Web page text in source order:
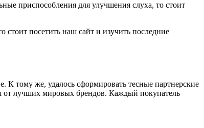
приспособления для улучшения слуха, то стоит
стоит посетить наш сайт и изучить последние
К тому же, удалось сформировать тесные партнерские
от лучших мировых брендов. Каждый покупатель